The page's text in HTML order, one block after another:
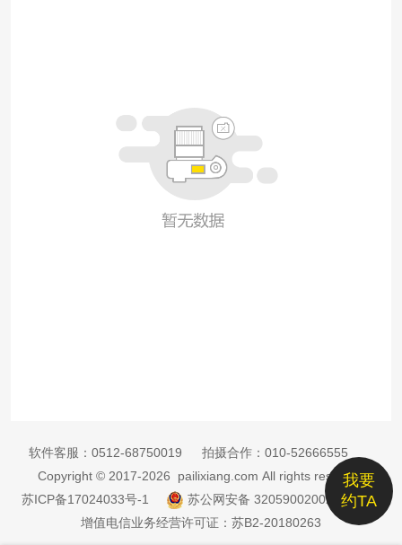
我要
约TA
软件客服： 0512-68750019 拍摄合作： 010-52666555
Copyright © 2017-2026 pailixiang.com All rights reserved
苏ICP备17024033号-1
苏公网安备 32059002002885号
增值电信业务经营许可证：苏B2-20180263